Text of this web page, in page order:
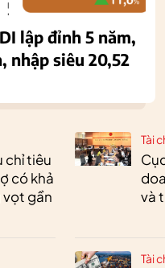
chỉ tiêu
có khả
vọt gần
Tài
và
Tài
lập đỉnh 5 năm,
nhập siêu 20,52